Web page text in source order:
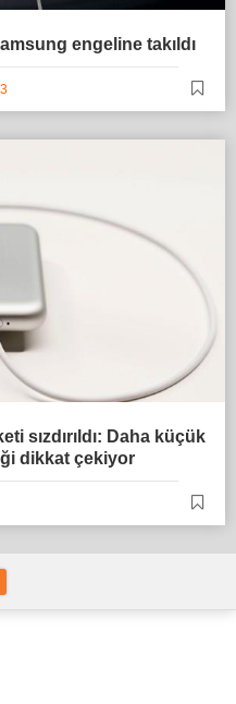
engeline takıldı
sızdırıldı: Daha küçük
dikkat çekiyor